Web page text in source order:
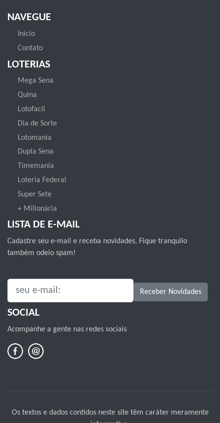
NAVEGUE
Inicio
Contato
LOTERIAS
Mega Sena
Quina
Lotofacil
Dia de Sorte
Lotomania
Dupla Sena
Timemania
Loteria Federal
Super Sete
+ Milionária
LISTA DE E-MAIL
Cadastre seu e-mail e receba novidades. Fique tranquilo
também odeio spam!
SEU E-MAIL: Receber Novidades
SOCIAL
Acompanhe a gente nas redes sociais
Os textos e dados contidos neste site têm caráter meramente